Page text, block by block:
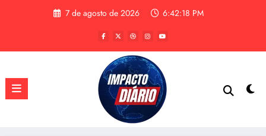
7 de agosto de 2026 6:42:18 PM